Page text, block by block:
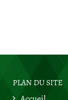
PLAN DU SITE